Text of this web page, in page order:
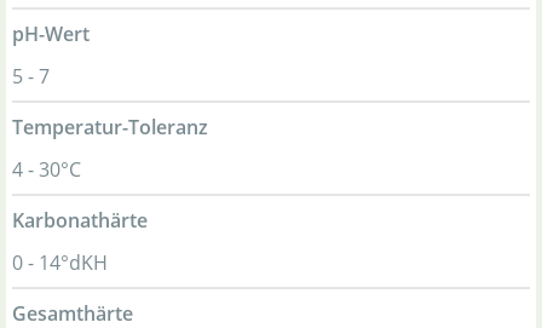
pH-Wert
5 - 7
Temperatur-Toleranz
4 - 30°C
Karbonathärte
0 - 14°dKH
Gesamthärte